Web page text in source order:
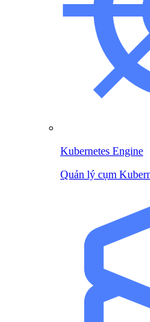
Kubernetes Engine
Quản lý cụm